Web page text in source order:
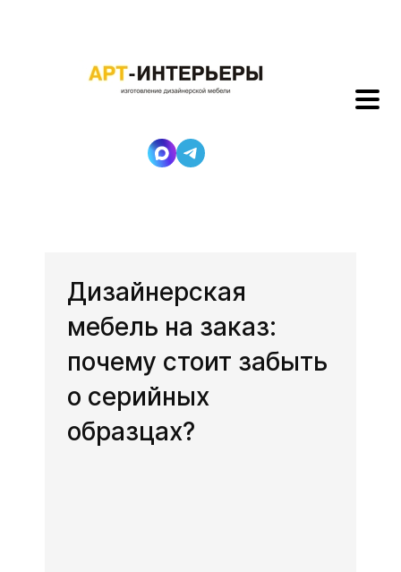
Дизайнерская
мебель на заказ:
почему стоит забыть
о серийных
образцах?